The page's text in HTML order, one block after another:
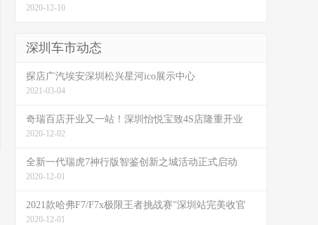
2020-12-10
深圳车市动态
探店广汽埃安深圳松兴星河ico展示中心
2021-03-04
奇瑞百店开业又一站！深圳怡悦宝致4S店隆重开业
2020-12-02
全新一代瑞虎7神行版智鉴创新之城活动正式启动
2020-12-01
2021款哈弗F7/F7x极限王者挑战赛”深圳站完美收官
2020-12-01